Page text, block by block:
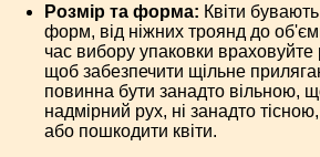
Розмір та форма: Квіти
форм, від ніжних троянд до
час вибору упаковки враховуйте
щоб забезпечити щільне
повинна бути занадто вільною,
надмірний рух, ні занадто
або пошкодити квіти.